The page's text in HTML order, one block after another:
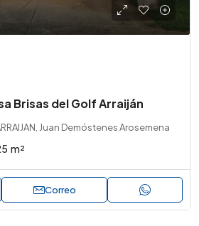
Brisas del Golf Arraiján
Juan Demóstenes Arosemena
m²
Correo